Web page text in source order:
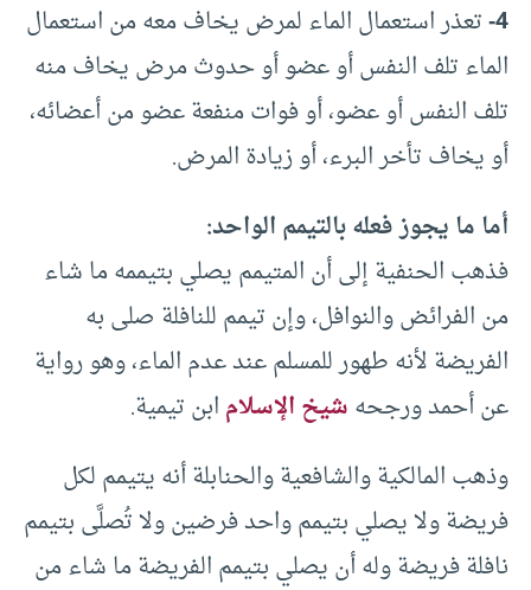
4- تعذر استعمال الماء لمرض يخاف معه من استعمال
الماء تلف النفس أو عضو أو حدوث مرض يخاف منه
تلف النفس أو عضو، أو فوات منفعة عضو من أعضائه،
أو يخاف تأخر البرء، أو زيادة المرض.
أما ما يجوز فعله بالتيمم الواحد:
فذهب الحنفية إلى أن المتيمم يصلي بتيممه ما شاء
من الفرائض والنوافل، وإن تيمم للنافلة صلى به
الفريضة لأنه طهور للمسلم عند عدم الماء، وهو رواية
عن أحمد ورجحهشيخ الإسلامابن تيمية.
وذهب المالكية والشافعية والحنابلة أنه يتيمم لكل
فريضة ولا يصلي بتيمم واحد فرضين ولا تُصلَّى بتيمم
نافلة فريضة وله أن يصلي بتيمم الفريضة ما شاء من